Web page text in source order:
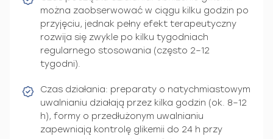
można zaobserwować w ciągu kilku godzin po
przyjęciu, jednak pełny efekt terapeutyczny
rozwija się zwykle po kilku tygodniach
regularnego stosowania (często 2–12
tygodni).
Czas działania: preparaty o natychmiastowym
uwalnianiu działają przez kilka godzin (ok. 8–12
h), formy o przedłużonym uwalnianiu
zapewniają kontrolę glikemii do 24 h przy